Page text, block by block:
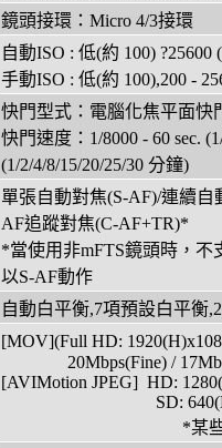
鏡頭接環：Micro 4/3接環
自動ISO : 低(約 100)
手動ISO : 低(約 100),200 -
快門型式：電腦化焦平面快
快門速度：1/8000 - 60 sec.
(1/2/4/8/15/20/25/30 分鐘)
單張自動對焦(S-AF)/連續
AF追蹤對焦(C-AF+TR)*
*當使用非mFTS鏡頭時，不
以S-AF動作
自動白平衡,7項預設白平衡
[MOV](Full HD:
20Mbps(Fine) /
[AVIMotion JPEG] HD:
SD:
*某些藝術